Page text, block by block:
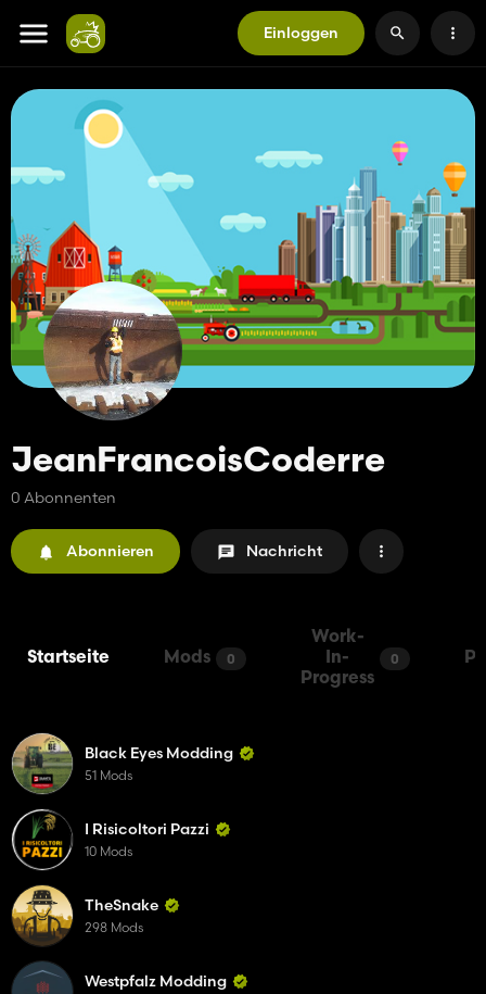
Einloggen
JeanFrancoisCoderre
0 Abonnenten
Abonnieren Nachricht
Startseite Mods 0
Work-
In-
Progress
0
Black Eyes Modding
51 Mods
I Risicoltori Pazzi
10 Mods
TheSnake
298 Mods
Westpfalz Modding